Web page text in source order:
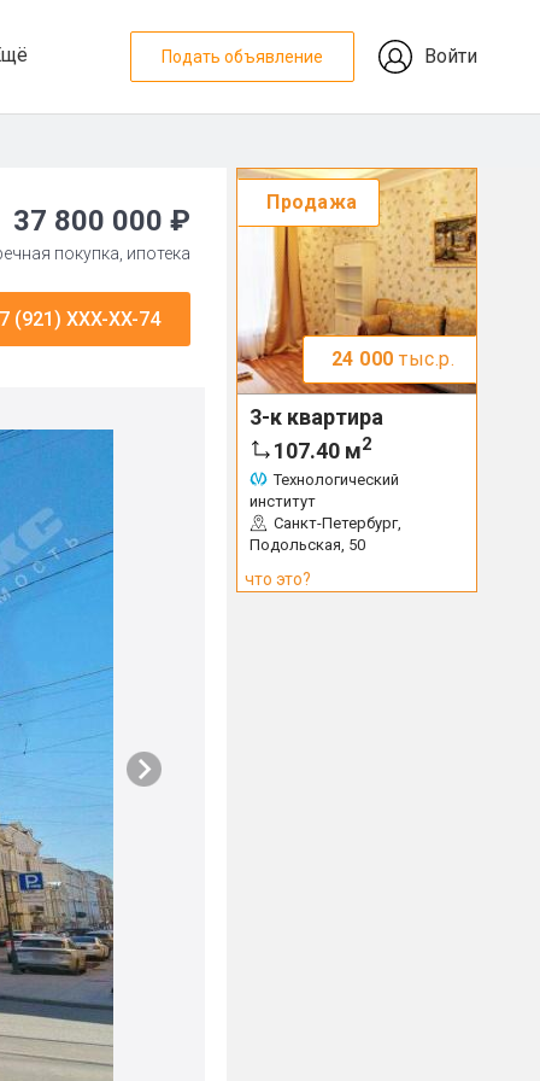
Подать объявление Войти
37 800 000 ₽
покупка, ипотека
(921) XXX-XX-74
Продажа
24 000 тыс.р.
3-к квартира
107.40 м2
Технологический
институт
Санкт-Петербург,
Подольская, 50
что это?